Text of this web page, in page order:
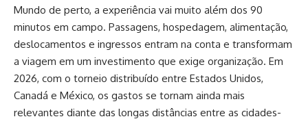
Mundo de perto, a experiência vai muito além dos 90
minutos em campo. Passagens, hospedagem, alimentação,
deslocamentos e ingressos entram na conta e transformam
a viagem em um investimento que exige organização. Em
2026, com o torneio distribuído entre Estados Unidos,
Canadá e México, os gastos se tornam ainda mais
relevantes diante das longas distâncias entre as cidades-